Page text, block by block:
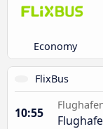
Economy
FlixBus
10:55